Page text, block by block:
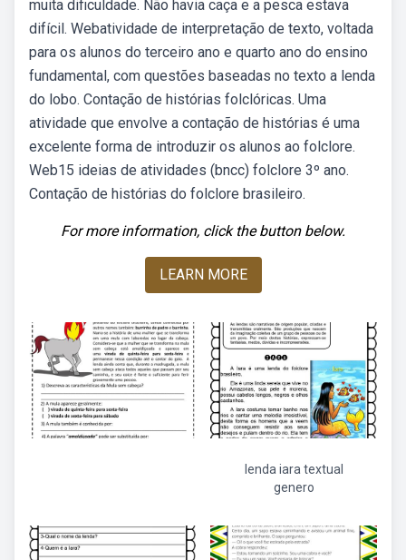
muita dificuldade. Não havia caça e a pesca estava
difícil. Webatividade de interpretação de texto, voltada
para os alunos do terceiro ano e quarto ano do ensino
fundamental, com questões baseadas no texto a lenda
do lobo. Contação de histórias folclóricas. Uma
atividade que envolve a contação de histórias é uma
excelente forma de introduzir os alunos ao folclore.
Web15 ideias de atividades (bncc) folclore 3º ano.
Contação de histórias do folclore brasileiro.
For more information, click the button below.
LEARN MORE
lenda iara textual
genero